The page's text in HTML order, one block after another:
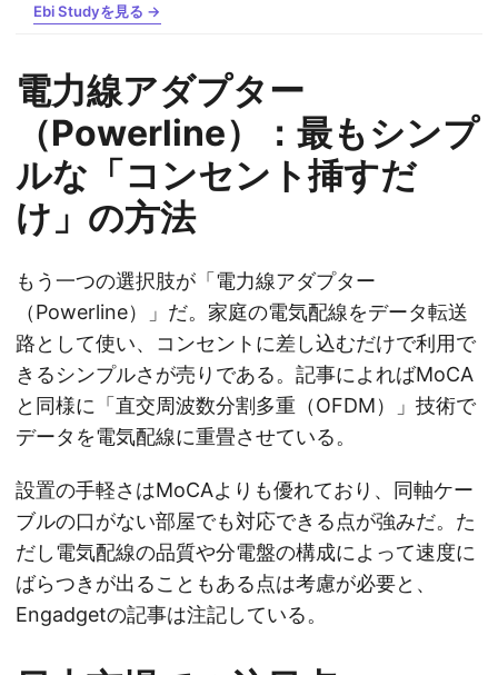
Ebi Studyを見る →
電力線アダプター
（Powerline）：最もシンプ
ルな「コンセント挿すだ
け」の方法
もう一つの選択肢が「電力線アダプター
（Powerline）」だ。家庭の電気配線をデータ転送
路として使い、コンセントに差し込むだけで利用で
きるシンプルさが売りである。記事によればMoCA
と同様に「直交周波数分割多重（OFDM）」技術で
データを電気配線に重畳させている。
設置の手軽さはMoCAよりも優れており、同軸ケー
ブルの口がない部屋でも対応できる点が強みだ。た
だし電気配線の品質や分電盤の構成によって速度に
ばらつきが出ることもある点は考慮が必要と、
Engadgetの記事は注記している。